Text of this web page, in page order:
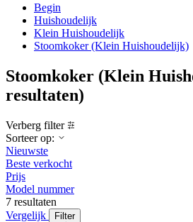
Begin
Huishoudelijk
Klein Huishoudelijk
Stoomkoker (Klein Huishoudelijk)
Stoomkoker (Klein
resultaten)
Verberg filter
Sorteer op:
Nieuwste
Beste verkocht
Prijs
Model nummer
7 resultaten
Vergelijk
Filter